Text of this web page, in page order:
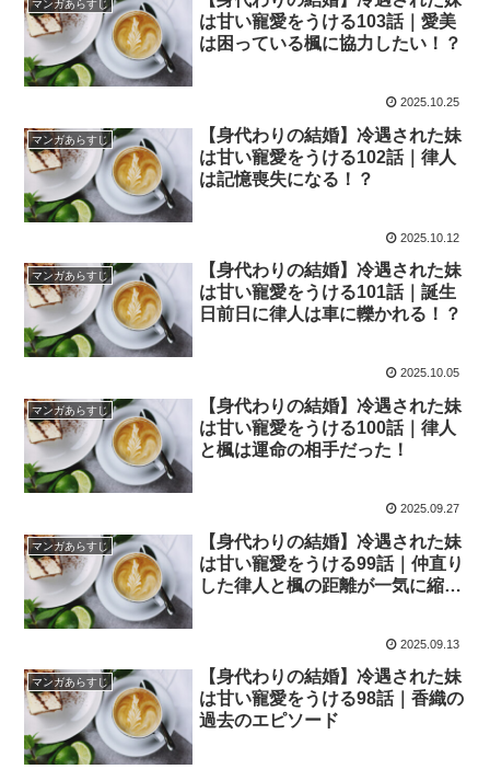
マンガあらすじ
は甘い寵愛をうける103話｜愛美
は困っている楓に協力したい！？
2025.10.25
マンガあらすじ
【身代わりの結婚】冷遇された妹
は甘い寵愛をうける102話｜律人
は記憶喪失になる！？
2025.10.12
マンガあらすじ
【身代わりの結婚】冷遇された妹
は甘い寵愛をうける101話｜誕生
日前日に律人は車に轢かれる！？
2025.10.05
マンガあらすじ
【身代わりの結婚】冷遇された妹
は甘い寵愛をうける100話｜律人
と楓は運命の相手だった！
2025.09.27
マンガあらすじ
【身代わりの結婚】冷遇された妹
は甘い寵愛をうける99話｜仲直り
した律人と楓の距離が一気に縮ま
2025.09.13
マンガあらすじ
【身代わりの結婚】冷遇された妹
は甘い寵愛をうける98話｜香織の
過去のエピソード